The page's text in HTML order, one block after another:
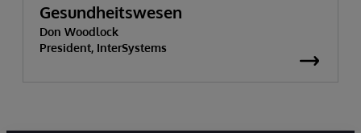
Gesundheitswesen
Don Woodlock
President, InterSystems